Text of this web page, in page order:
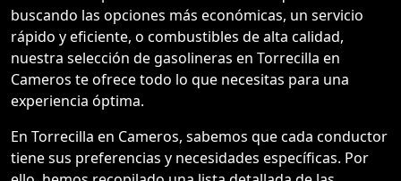
buscando las opciones más económicas, un servicio
rápido y eficiente, o combustibles de alta calidad,
nuestra selección de gasolineras en Torrecilla en
Cameros te ofrece todo lo que necesitas para una
experiencia óptima.
En Torrecilla en Cameros, sabemos que cada conductor
tiene sus preferencias y necesidades específicas. Por